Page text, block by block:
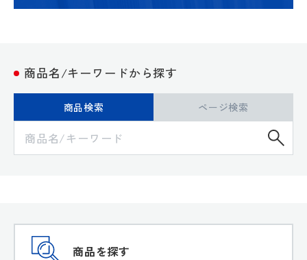
商品名/キーワードから探す
商品検索 ページ検索
商品を探す